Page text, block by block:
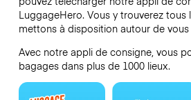
LuggageHero. Vous y trouverez tous
mettons à disposition autour de vous
Avec notre appli de consigne, vous
bagages dans plus de 1000 lieux.